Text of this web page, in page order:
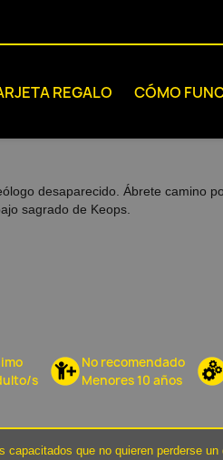
REGALO CÓMO
desaparecido. Ábrete camino
sagrado de Keops.
s
No recomendado
Menores 10 años
capacitados que no quieren perderse un